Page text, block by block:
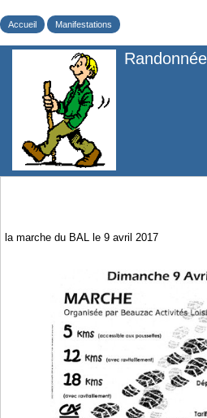
Accueil Manifestations
la marche du BAL le 9 avril 2017